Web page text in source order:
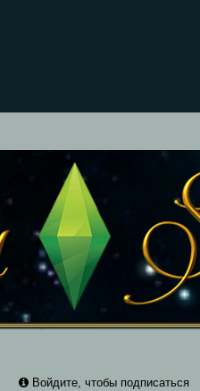
Войдите, чтобы подписаться